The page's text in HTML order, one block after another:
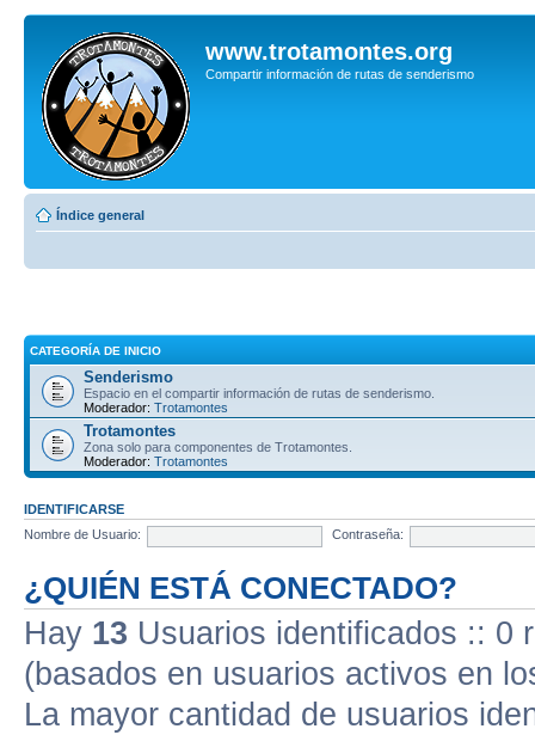
www.trotamontes.org
Compartir información de rutas de senderismo
Índice general
CATEGORÍA DE INICIO
Senderismo
Espacio en el compartir información de rutas de senderismo.
Moderador: Trotamontes
Trotamontes
Zona solo para componentes de Trotamontes.
Moderador: Trotamontes
IDENTIFICARSE
Nombre de Usuario:
Contraseña:
¿QUIÉN ESTÁ CONECTADO?
Hay 13 Usuarios identificados :: 0
(basados en usuarios activos en
La mayor cantidad de usuarios